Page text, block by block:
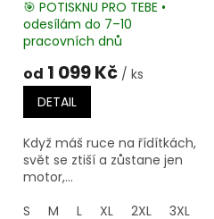
4XL 5XL
🎯 POTISKNU PRO TEBE •
odesílám do 7–10
pracovních dnů
od 1 099 Kč / ks
DETAIL
Když máš ruce na řídítkách,
svět se ztiší a zůstane jen
motor,...
S
M L XL 2XL 3XL